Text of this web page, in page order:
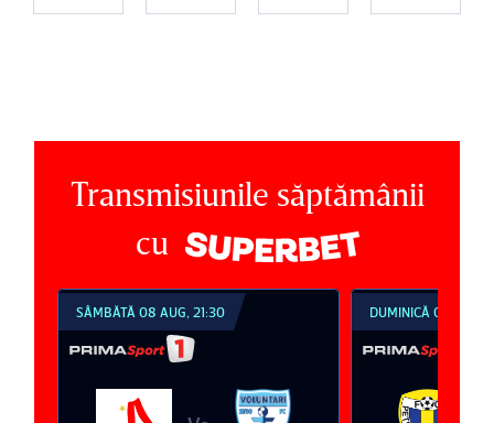
Transmisiunile săptămânii
cu
SÂMBĂTĂ 08 AUG, 21:30 DUMINICĂ 09 AUG,